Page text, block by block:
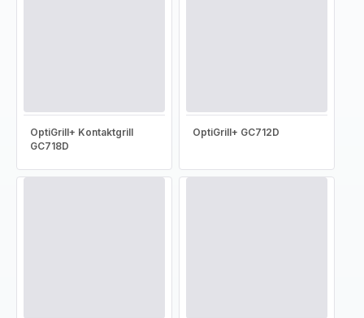
OptiGrill+ Kontaktgrill
GC718D
OptiGrill+ GC712D